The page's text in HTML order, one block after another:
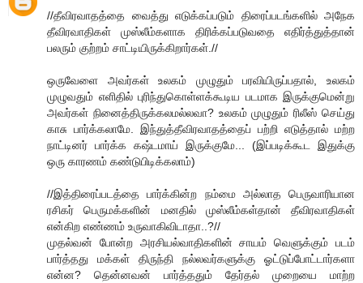
//தீவிரவாதத்தை வைத்து எடுக்கப்படும் திரைப்படங்களில் அநேக
தீவிரவாதிகள் முஸ்லீம்களாக திரிக்கப்படுவதை எதிர்த்துத்தான்
பலரும் குற்றம் சாட்டியிருக்கிறார்கள்.//
ஒருவேளை அவர்கள் உலகம் முழுதும் பரவியிருப்பதால், உலகம்
முழுவதும் எளிதில் புரிந்துகொள்ளக்கூடிய படமாக இருக்குமென்று
அவர்கள் நினைத்திருக்கலமல்லவா? உலகம் முழுதும் ரிலீஸ் செய்து
காசு பார்க்கலாமே. இந்துத்தீவிரவாதத்தைப் பற்றி எடுத்தால் மற்ற
நாட்டினர் பார்க்க கஷ்டமாய் இருக்குமே... (இப்படிக்கூட இதுக்கு
ஒரு காரணம் கண்டுபிடிக்கலாம்)
//இத்திரைப்படத்தை பார்க்கின்ற நம்மை அல்லாத பெருவாரியான
ரசிகர் பெருமக்களின் மனதில் முஸ்லீம்கள்தான் தீவிரவாதிகள்
என்கிற எண்ணம் உருவாகிவிடாதா..?//
முதல்வன் போன்ற அரசியல்வாதிகளின் சாயம் வெளுக்கும் படம்
பார்த்தது மக்கள் திருந்தி நல்லவர்களுக்கு ஓட்டுப்போட்டார்களா
என்ன? தென்னவன் பார்த்ததும் தேர்தல் முறையை மாற்ற